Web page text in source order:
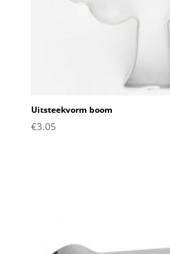
Uitsteekvorm boom
€3.05